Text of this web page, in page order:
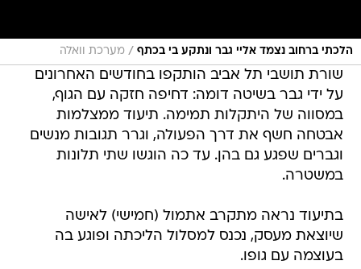
הלכתי ברחוב נצמד אליי גבר ונתקע בי בכתף / מערכת וואלה
שורת תושבי תל אביב הותקפו בחודשים האחרונים
על ידי גבר בשיטה דומה: דחיפה חזקה עם הגוף,
במסווה של היתקלות תמימה. תיעוד ממצלמות
אבטחה חשף את דרך הפעולה, וגרר תגובות מנשים
וגברים שפגע גם בהן. עד כה הוגשו שתי תלונות
במשטרה.
בתיעוד נראה מתקרב אתמול (חמישי) לאישה
שיוצאת מעסק, נכנס למסלול הליכתה ופוגע בה
בעוצמה עם גופו.